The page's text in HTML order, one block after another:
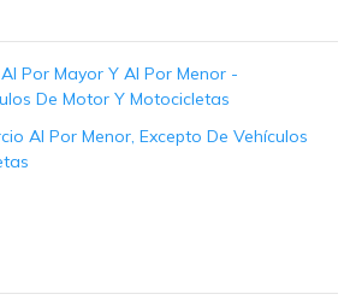
Por Mayor Y Al Por Menor -
De Motor Y Motocicletas
Al Por Menor, Excepto De Vehículos